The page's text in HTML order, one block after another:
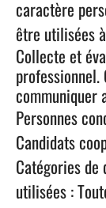
caractère
être utilisées
Collecte et
communiquer
Personnes
Candidats
Catégories de
utilisées :